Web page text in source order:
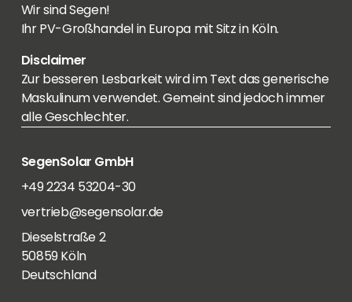
Wir sind Segen!
Ihr PV-Großhandel in Europa mit Sitz in Köln.
Disclaimer
Zur besseren Lesbarkeit wird im Text das generische
Maskulinum verwendet. Gemeint sind jedoch immer
alle Geschlechter.
SegenSolar GmbH
+49 2234 53204-30
vertrieb@segensolar.de
Dieselstraße 2
50859 Köln
Deutschland